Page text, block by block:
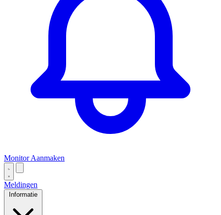
Monitor Aanmaken
Meldingen
Informatie